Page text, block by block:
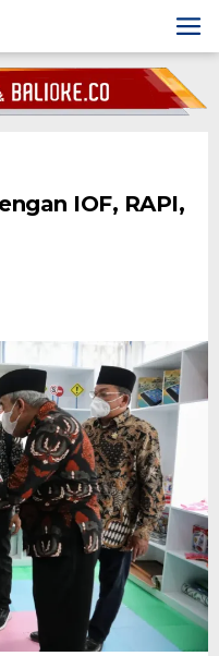
IOF, RAPI,